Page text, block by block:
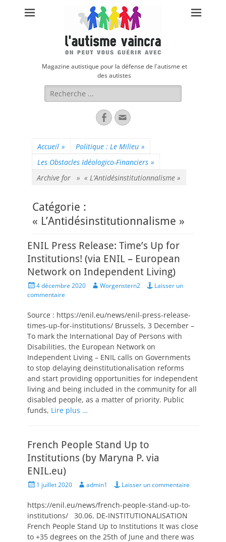
Magazine autistique pour la défense de l'autisme et
des autistes
Rechercher :
FacebookAdresse
de
Accueil » Politique : Le Milieu »
Les Obstacles Idéologico-Financiers »
Archive for » « L’Antidésinstitutionnalisme »
Catégorie :
« L’Antidésinstitutionnalisme »
ENIL Press Release: Time’s Up for
Institutions! (via ENIL – European
Network on Independent Living)
Posted
on
4 décembre 2020 AuthorWorgenstern2
Laisser un
commentaire
Source : https://enil.eu/news/enil-press-release-
times-up-for-institutions/ Brussels, 3 December –
To mark the International Day of Persons with
Disabilities, the European Network on
Independent Living – ENIL calls on Governments
to stop delaying deinstitutionalisation reforms
and start providing opportunities for independent
living and being included in the community for all
disabled people, as a matter of priority. Public
funds, Lire plus …
French People Stand Up to
Institutions (by Maryna P. via
ENIL.eu)
Posted1 juillet 2020 Author
admin1 Laisser un commentaire
https://enil.eu/news/french-people-stand-up-to-
institutions/ 30.06. DE-INSTITUTIONALISATION
French People Stand Up to Institutions It was close
to +35 degrees on the 25th of June and there was